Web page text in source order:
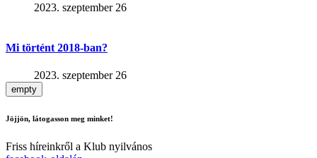
2023. szeptember 26
Mi történt 2018-ban?
2023. szeptember 26
empty
Jöjjön, látogasson meg minket!
Friss híreinkről a Klub nyilvános